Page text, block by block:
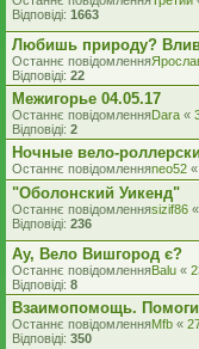
Відповіді: 1663
Любишь природу?
Останнє повідомлення
Відповіді: 22
Межигорье 04.05.17
Останнє повідомленняDara «
Відповіді: 2
Ночные вело-
Останнє повідомленняneo52 «
"Оболонский Уикенд"
Останнє повідомленняsizif86 «
Відповіді: 236
Ау, Вело Вишгород є?
Останнє повідомленняBalu «
Відповіді: 8
Взаимопомощь.
Останнє повідомленняMfb «
Відповіді: 350